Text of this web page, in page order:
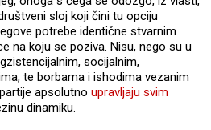
sloj koji čini tu opciju
potrebe identične stvarnim
na koju se poziva. Nisu, nego su u
socijalnim,
te borbama i ishodima vezanim
apsolutno upravljaju svim
dinamiku.